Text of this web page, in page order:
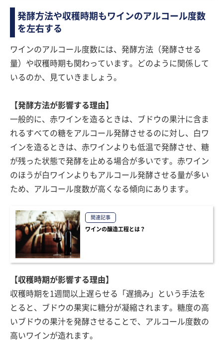
発酵方法や収穫時期もワインのアルコール度数
を左右する
ワインのアルコール度数には、発酵方法（発酵させる
量）や収穫時期も関わっています。どのように関係して
いるのか、見ていきましょう。
【発酵方法が影響する理由】
一般的に、赤ワインを造るときは、ブドウの果汁に含ま
れるすべての糖をアルコール発酵させるのに対し、白ワ
インを造るときは、赤ワインよりも低温で発酵させ、糖
が残った状態で発酵を止める場合が多いです。赤ワイン
のほうが白ワインよりもアルコール発酵させる量が多い
ため、アルコール度数が高くなる傾向にあります。
関連記事
ワインの醸造工程とは？
【収穫時期が影響する理由】
収穫時期を1週間以上遅らせる「遅摘み」という手法を
とると、ブドウの果実に糖分が凝縮されます。糖度の高
いブドウの果汁を発酵させることで、アルコール度数の
高いワインが造れます。